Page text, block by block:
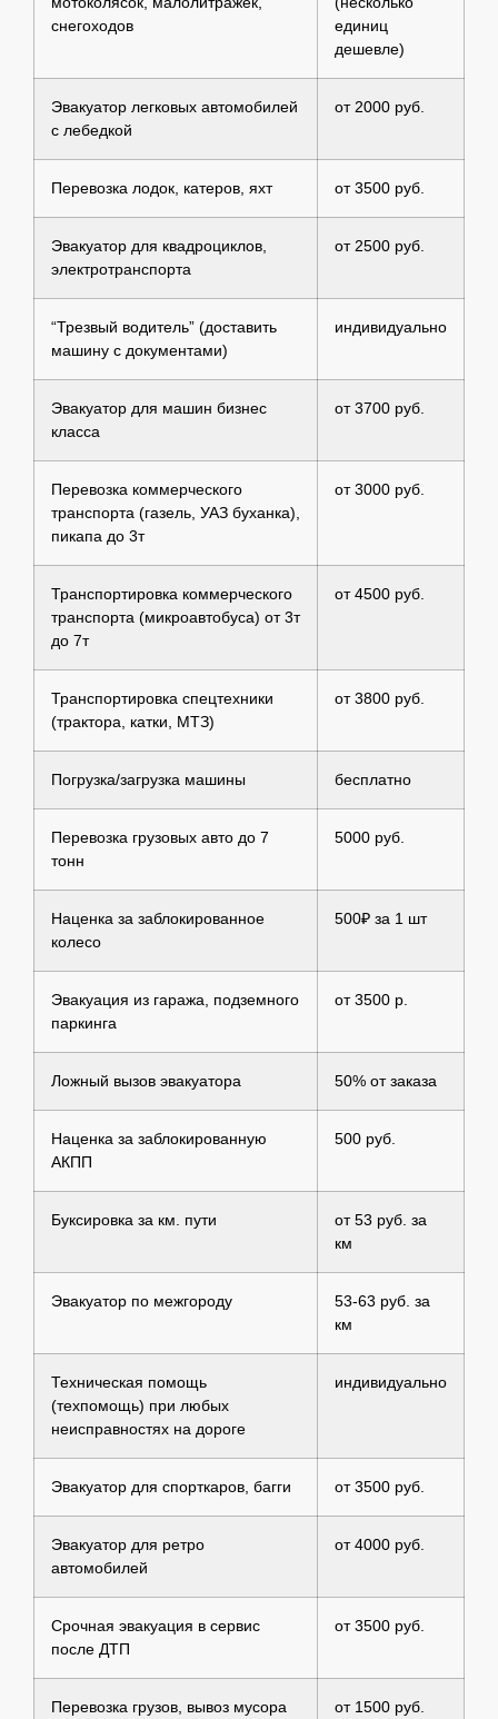
снегоходов
единиц
дешевле)
Эвакуатор легковых автомобилей
с лебедкой
от 2000 руб.
Перевозка лодок, катеров, яхт от 3500 руб.
Эвакуатор для квадроциклов,
электротранспорта
от 2500 руб.
“Трезвый водитель” (доставить
машину с документами)
индивидуально
Эвакуатор для машин бизнес
класса
от 3700 руб.
Перевозка коммерческого
транспорта (газель, УАЗ буханка),
пикапа до 3т
от 3000 руб.
Транспортировка коммерческого
транспорта (микроавтобуса) от 3т
до 7т
от 4500 руб.
Транспортировка спецтехники
(трактора, катки, МТЗ)
от 3800 руб.
Погрузка/загрузка машины бесплатно
Перевозка грузовых авто до 7
тонн
5000 руб.
Наценка за заблокированное
колесо
500₽ за 1 шт
Эвакуация из гаража, подземного
паркинга
от 3500 р.
Ложный вызов эвакуатора 50% от заказа
Наценка за заблокированную
АКПП
500 руб.
Буксировка за км. пути
от 53 руб. за
км
Эвакуатор по межгороду
53-63 руб. за
км
Техническая помощь
(техпомощь) при любых
неисправностях на дороге
индивидуально
Эвакуатор для спорткаров, багги от 3500 руб.
Эвакуатор для ретро
автомобилей
от 4000 руб.
Срочная эвакуация в сервис
после ДТП
от 3500 руб.
Перевозка грузов, вывоз мусора
от 1500 руб.